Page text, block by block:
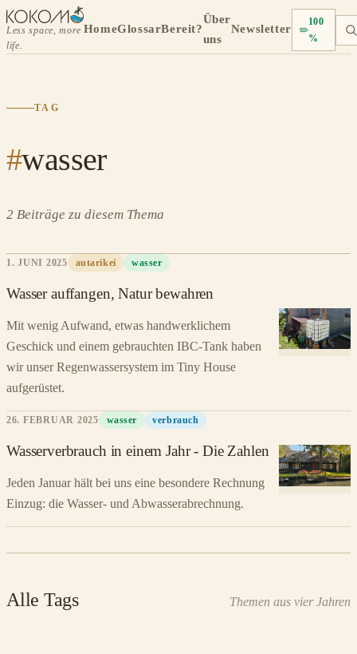
Less space, more
life.
HomeGlossarBereit?
Über
uns
Newsletter
100
%
TAG
#wasser
2 Beiträge zu diesem Thema
1. JUNI 2025 autarikei wasser
Wasser auffangen, Natur bewahren
Mit wenig Aufwand, etwas handwerklichem
Geschick und einem gebrauchten IBC-Tank haben
wir unser Regenwassersystem im Tiny House
aufgerüstet.
26. FEBRUAR 2025 wasser verbrauch
Wasserverbrauch in einem Jahr - Die Zahlen
Jeden Januar hält bei uns eine besondere Rechnung
Einzug: die Wasser- und Abwasserabrechnung.
Alle Tags Themen aus vier Jahren